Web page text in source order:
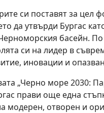
си поставят за цел
да утвърди Бургас
басейн.
си на лидер в
иновации и
„Черно море 2030:
прави още една
модерен, отворен и